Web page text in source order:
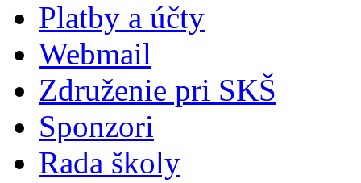
Platby a účty
Webmail
Združenie pri SKŠ
Sponzori
Rada školy